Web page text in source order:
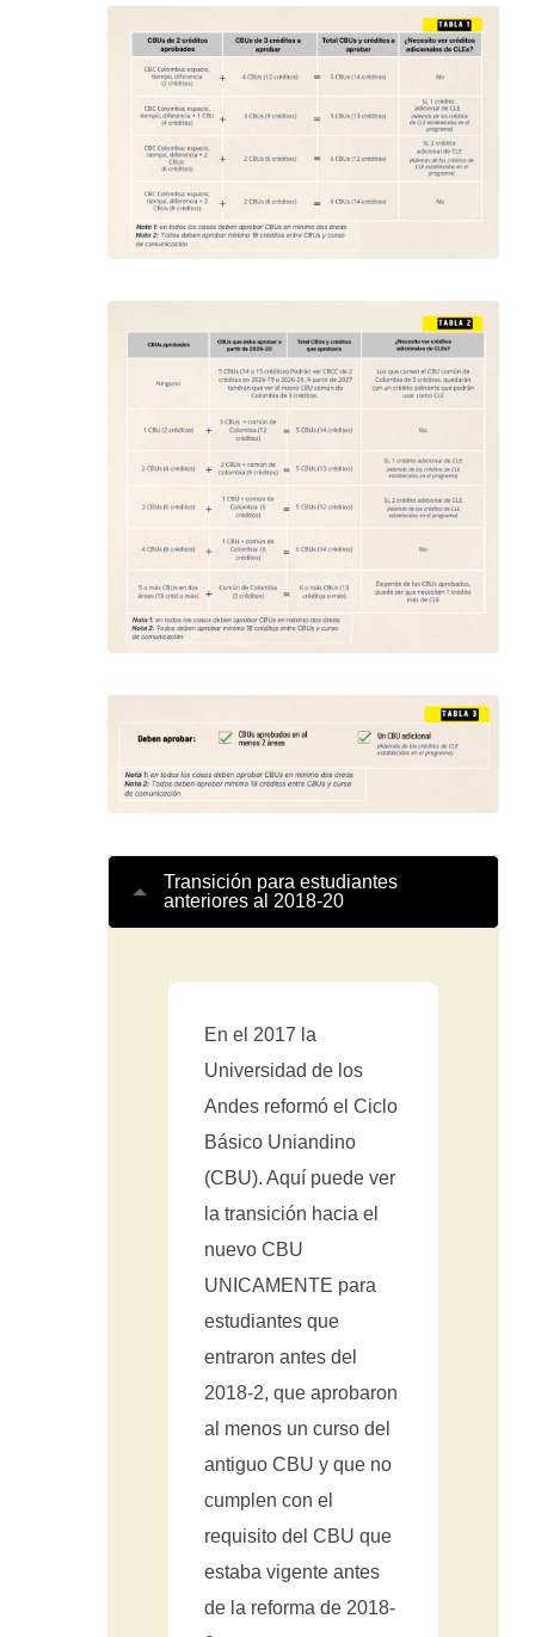
Transición para estudiantes
anteriores al 2018-20
En el 2017 la
Universidad de los
Andes reformó el Ciclo
Básico Uniandino
(CBU). Aquí puede ver
la transición hacia el
nuevo CBU
UNICAMENTE para
estudiantes que
entraron antes del
2018-2, que aprobaron
al menos un curso del
antiguo CBU y que no
cumplen con el
requisito del CBU que
estaba vigente antes
de la reforma de 2018-